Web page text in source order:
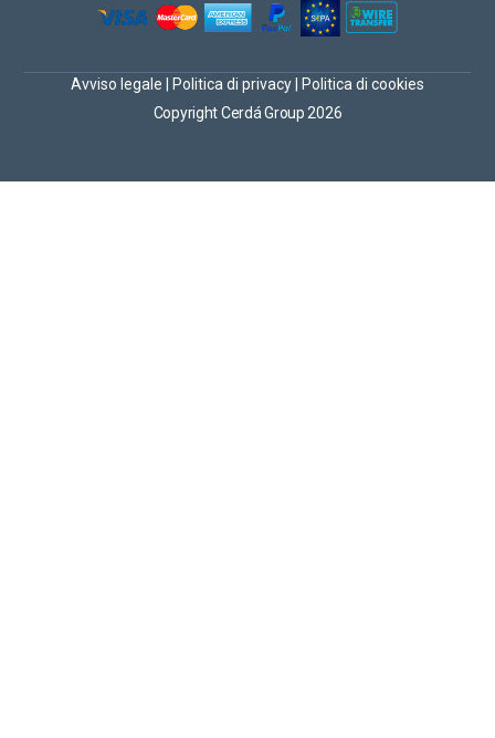
Copyright Cerdá Group 2026
Avviso legale Politica di privacy Politica di cookies